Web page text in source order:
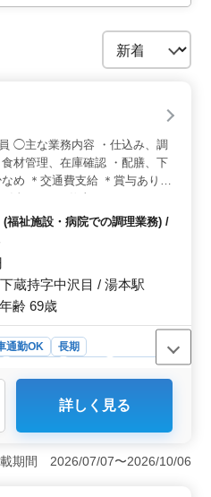
◯主な業務内容 ・仕込み、調
材管理、在庫確認 ・配膳、下
め ＊交通費支給 ＊賞与あり
して活躍してみませんか？
福祉施設・病院での調理業務) /
蔵持字中沢目 / 湯本駅
齢 69歳
通勤OK
長期
契約社員
スタッフ
理業務＞ 仕込みや調理、
配膳・下膳まで担当しま
力として活躍できま
すい勤務環境＞ 残業は
詳しく見る
期間 2026/07/07〜2026/10/06